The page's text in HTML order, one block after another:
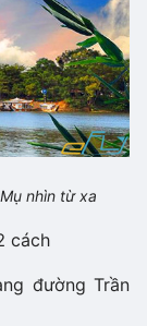
nhìn từ xa
cách
đường Trần